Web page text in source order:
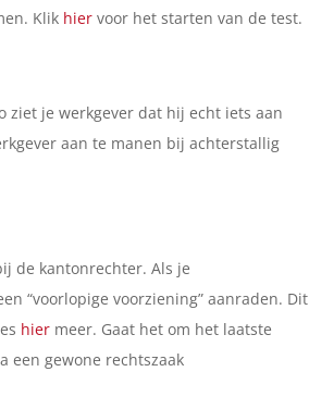
Klik hier voor het starten van de test.
ziet je werkgever dat hij echt iets aan
aan te manen bij achterstallig
de kantonrechter. Als je
“voorlopige voorziening” aanraden. Dit
hier meer. Gaat het om het laatste
een gewone rechtszaak